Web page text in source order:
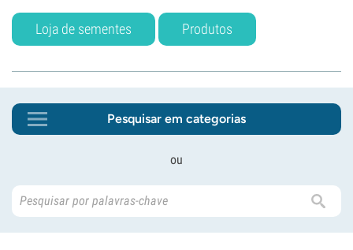
Loja de sementes Produtos
Pesquisar em categorias
ou